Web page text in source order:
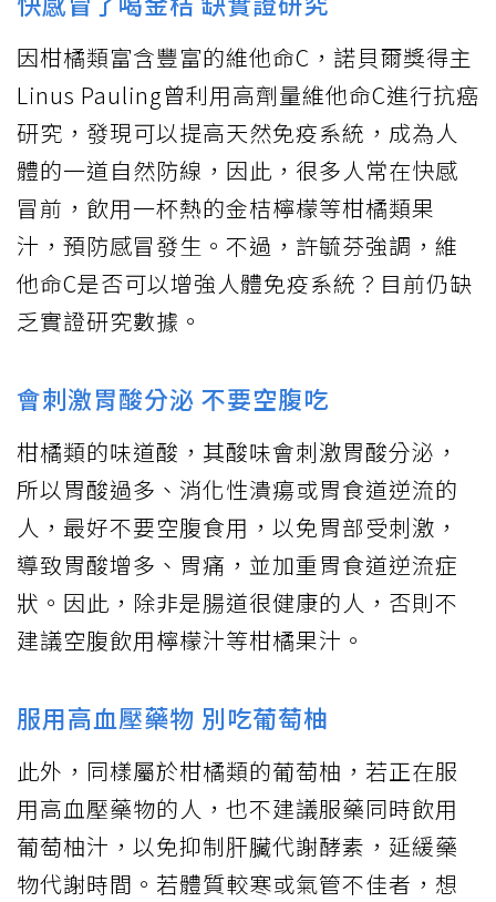
因柑橘類富含豐富的維他命C，諾貝爾獎得主
Linus Pauling曾利用高劑量維他命C進行抗癌
研究，發現可以提高天然免疫系統，成為人
體的一道自然防線，因此，很多人常在快感
冒前，飲用一杯熱的金桔檸檬等柑橘類果
汁，預防感冒發生。不過，許毓芬強調，維
他命C是否可以增強人體免疫系統？目前仍缺
乏實證研究數據。
會刺激胃酸分泌 不要空腹吃
柑橘類的味道酸，其酸味會刺激胃酸分泌，
所以胃酸過多、消化性潰瘍或胃食道逆流的
人，最好不要空腹食用，以免胃部受刺激，
導致胃酸增多、胃痛，並加重胃食道逆流症
狀。因此，除非是腸道很健康的人，否則不
建議空腹飲用檸檬汁等柑橘果汁。
服用高血壓藥物 別吃葡萄柚
此外，同樣屬於柑橘類的葡萄柚，若正在服
用高血壓藥物的人，也不建議服藥同時飲用
葡萄柚汁，以免抑制肝臟代謝酵素，延緩藥
物代謝時間。若體質較寒或氣管不佳者，想